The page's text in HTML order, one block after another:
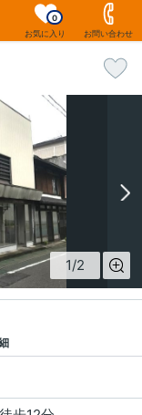
お気に入り
0
お問い合わせ
1/2